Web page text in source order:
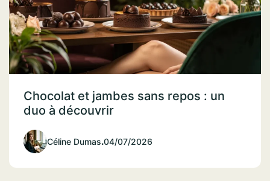
Chocolat et jambes sans repos : un
duo à découvrir
Céline Dumas.04/07/2026